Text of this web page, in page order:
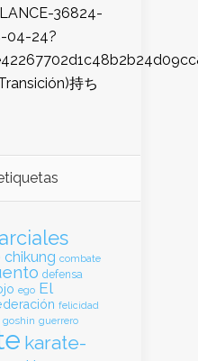
36824-
04-24?
持ち
chikung combate
defensa
ego El
felicidad
goshin guerrero
karate-